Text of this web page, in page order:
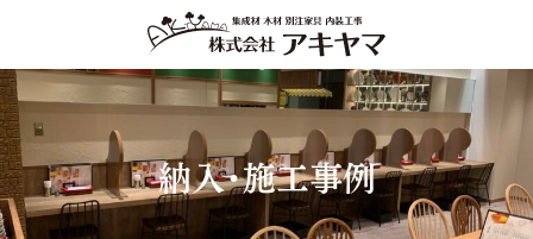
納入・施工事例